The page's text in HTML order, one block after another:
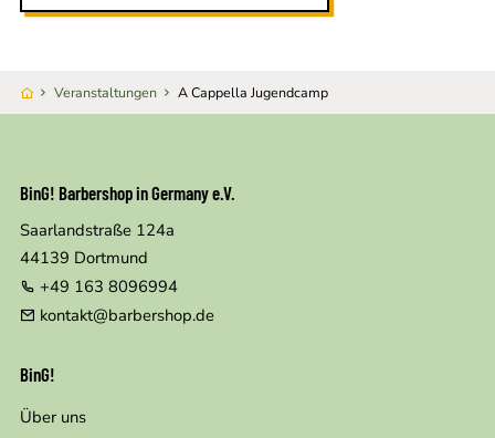
Veranstaltungen A Cappella Jugendcamp
BinG! Barbershop in Germany e.V.
Saarlandstraße 124a
44139 Dortmund
+49 163 8096994
kontakt@barbershop.de
BinG!
Über uns